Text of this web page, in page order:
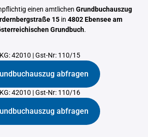
einen amtlichen Grundbuchauszug
15 in 4802 Ebensee am
Grundbuch.
KG: 42010 |Gst-Nr: 110/15
abfragen
KG: 42010 |Gst-Nr: 110/16
abfragen